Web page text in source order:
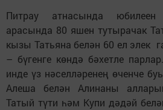
Питрау атнасында юбилеен
арасында 80 яшен тутырачак
кызы Татьяна белән 60 ел элек
– бүгенге көндә бәхетле
инде үз нәселләренең өченче
Алеша белән Алинаны
Татый түти һәм Купи дәдәй